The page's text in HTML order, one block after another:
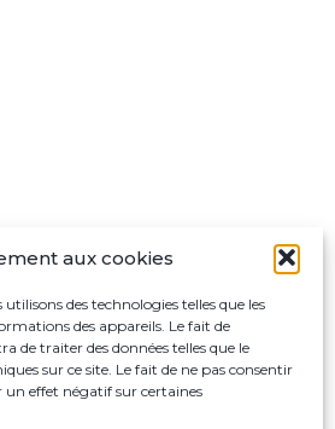
aux cookies
des technologies telles que les
des appareils. Le fait de
de traiter des données telles que le
sur ce site. Le fait de ne pas consentir
effet négatif sur certaines